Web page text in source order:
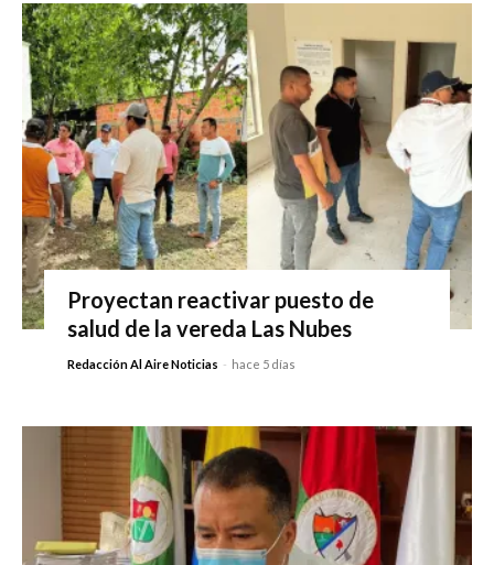
Proyectan reactivar puesto de
salud de la vereda Las Nubes
Redacción Al Aire Noticias - hace 5 días